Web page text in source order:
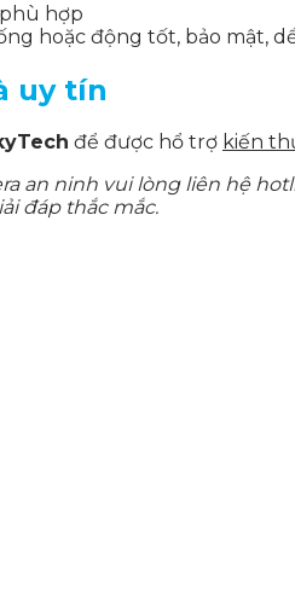
hợp
hoặc động tốt, bảo mật,
uy tín
để được hổ trợ kiến
an ninh vui lòng liên hệ
đáp thắc mắc.